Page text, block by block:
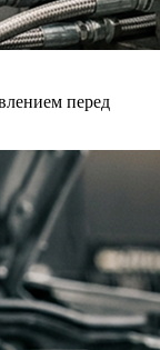
перед